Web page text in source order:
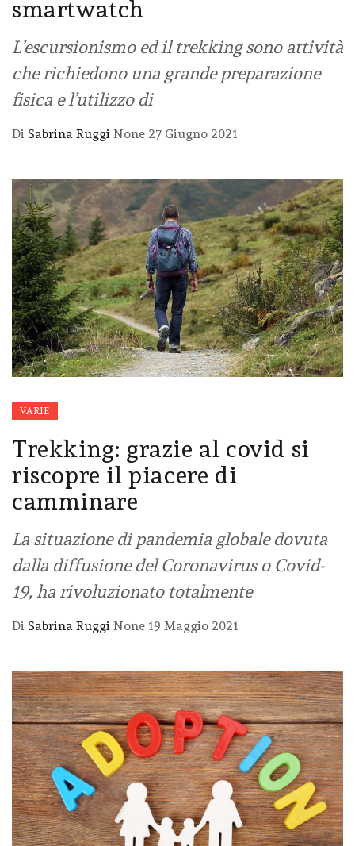
smartwatch
L’escursionismo ed il trekking sono attività
che richiedono una grande preparazione
fisica e l’utilizzo di
Di Sabrina Ruggi None 27 Giugno 2021
VARIE
Trekking: grazie al covid si
riscopre il piacere di
camminare
La situazione di pandemia globale dovuta
dalla diffusione del Coronavirus o Covid-
19, ha rivoluzionato totalmente
Di Sabrina Ruggi None 19 Maggio 2021